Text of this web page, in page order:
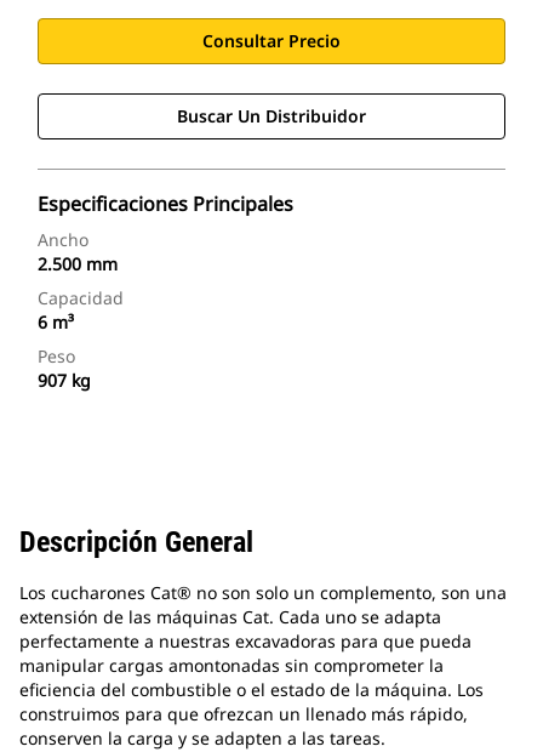
Consultar Precio
Buscar Un Distribuidor
Especificaciones Principales
Ancho
2.500 mm
Capacidad
6 m³
Peso
907 kg
Descripción General
Los cucharones Cat® no son solo un complemento, son una
extensión de las máquinas Cat. Cada uno se adapta
perfectamente a nuestras excavadoras para que pueda
manipular cargas amontonadas sin comprometer la
eficiencia del combustible o el estado de la máquina. Los
construimos para que ofrezcan un llenado más rápido,
conserven la carga y se adapten a las tareas.